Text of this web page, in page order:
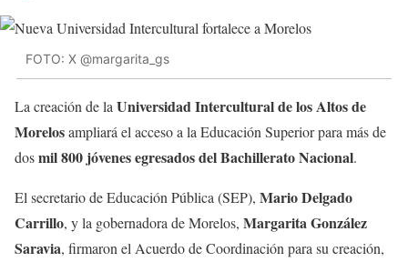
FOTO: X @margarita_gs
La creación de la Universidad Intercultural de los Altos de
Morelosampliará el acceso a la Educación Superior para más de
dosmil 800 jóvenes egresados del Bachillerato Nacional.
El secretario de Educación Pública (SEP), Mario Delgado
Carrillo, y la gobernadora de Morelos, Margarita González
Saravia, firmaron el Acuerdo de Coordinación para su creación,